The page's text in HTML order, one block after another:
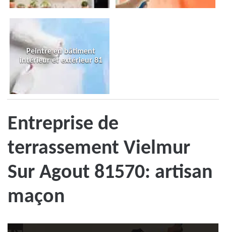
Peintre en bâtiment
intérieur et extérieur 81
Entreprise de
terrassement Vielmur
Sur Agout 81570: artisan
maçon